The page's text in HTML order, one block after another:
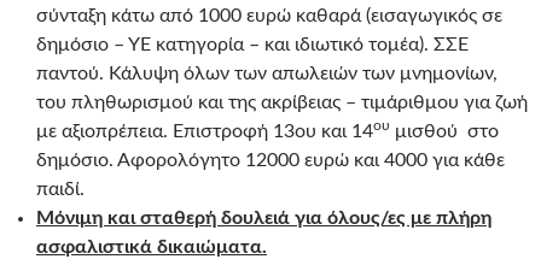
σύνταξη κάτω από 1000 ευρώ καθαρά (εισαγωγικός σε
δημόσιο – ΥΕ κατηγορία – και ιδιωτικό τομέα). ΣΣΕ
παντού. Κάλυψη όλων των απωλειών των μνημονίων,
του πληθωρισμού και της ακρίβειας – τιμάριθμου για ζωή
με αξιοπρέπεια. Επιστροφή 13ου και 14ου μισθού στο
δημόσιο. Αφορολόγητο 12000 ευρώ και 4000 για κάθε
παιδί.
Μόνιμη και σταθερή δουλειά για όλους/ες με πλήρη
ασφαλιστικά δικαιώματα.